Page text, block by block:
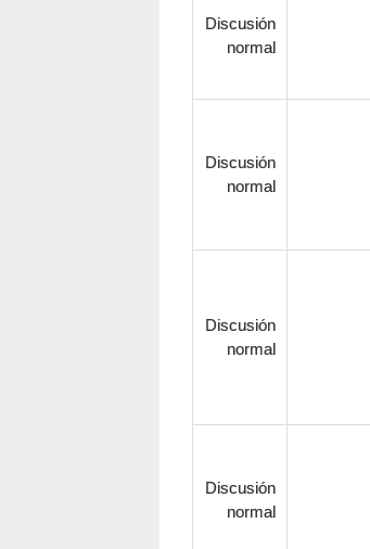
Discusión
normal
Discusión
normal
Discusión
normal
Discusión
normal